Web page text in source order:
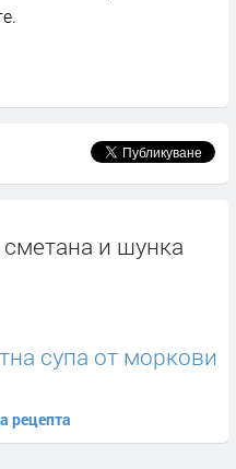
и шунка
супа от моркови
рецепта